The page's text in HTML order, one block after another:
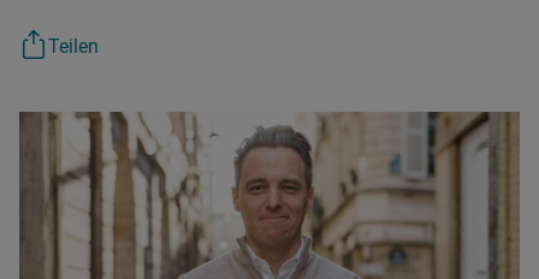
Teilen